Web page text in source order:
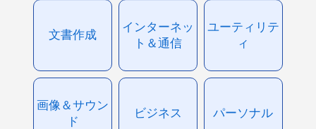
文書作成
インターネッ
ト＆通信
ユーティリテ
ィ
画像＆サウン
ド
ビジネス パーソナル